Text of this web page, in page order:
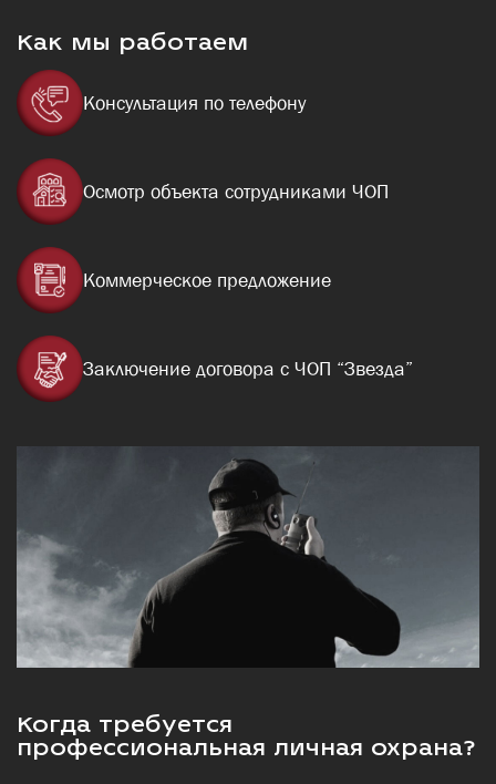
Как мы работаем
Консультация по телефону
Осмотр объекта сотрудниками ЧОП
Коммерческое предложение
Заключение договора с ЧОП “Звезда”
Когда требуется
профессиональная личная охрана?